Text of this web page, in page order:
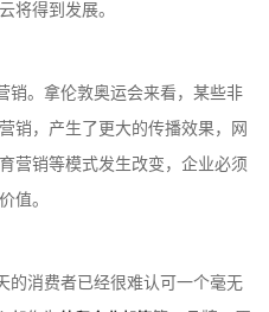
将得到发展。
。拿伦敦奥运会来看，某些非
销，产生了更大的传播效果，网
营销等模式发生改变，企业必须
值。
消费者已经很难认可一个毫无